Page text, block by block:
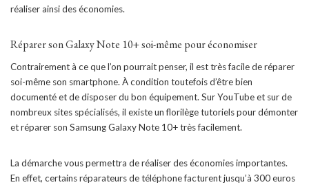
réaliser ainsi des économies.
Réparer son Galaxy Note 10+ soi-même pour économiser
Contrairement à ce que l’on pourrait penser, il est très facile de réparer
soi-même son smartphone. À condition toutefois d’être bien
documenté et de disposer du bon équipement. Sur YouTube et sur de
nombreux sites spécialisés, il existe un florilège tutoriels pour démonter
et réparer son Samsung Galaxy Note 10+ très facilement.
La démarche vous permettra de réaliser des économies importantes.
En effet, certains réparateurs de téléphone facturent jusqu’à 300 euros